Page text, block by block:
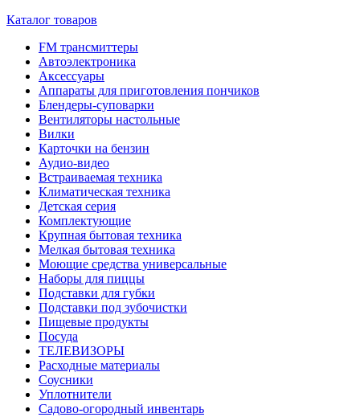
Каталог товаров
FM трансмиттеры
Автоэлектроника
Аксессуары
Аппараты для приготовления пончиков
Блендеры-суповарки
Вентиляторы настольные
Вилки
Карточки на бензин
Аудио-видео
Встраиваемая техника
Климатическая техника
Детская серия
Комплектующие
Крупная бытовая техника
Мелкая бытовая техника
Моющие средства универсальные
Наборы для пиццы
Подставки для губки
Подставки под зубочистки
Пищевые продукты
Посуда
ТЕЛЕВИЗОРЫ
Расходные материалы
Соусники
Уплотнители
Садово-огородный инвентарь